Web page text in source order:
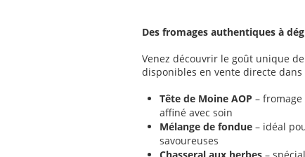
Des fromages authentiques à
Venez découvrir le goût unique
disponibles en vente directe
Tête de Moine AOP –
affiné avec soin
Mélange de fondue – idéal
savoureuses